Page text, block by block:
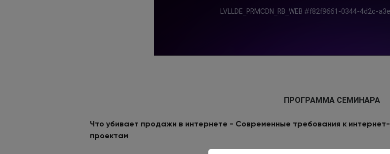
ПРОГРАММА СЕМИНАРА
Что убивает продажи в интернете - Современные требования к интернет-
проектам